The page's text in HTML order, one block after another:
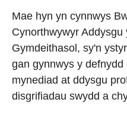
Mae hyn yn cynnwys
Cynorthwywyr
Gymdeithasol, sy'n
gan gynnwys y
mynediad at ddysgu
disgrifiadau swydd a